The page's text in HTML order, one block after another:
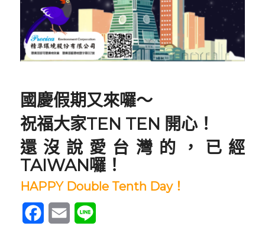
國慶假期又來囉～
祝福大家TEN TEN 開心！
還沒說愛台灣的，已經
TAIWAN囉！
HAPPY Double Tenth Day！
Facebook
Email